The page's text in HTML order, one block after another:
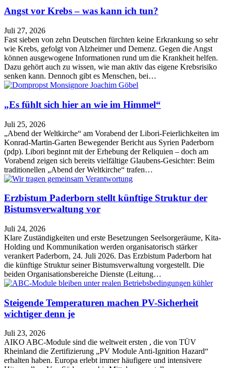
Angst vor Krebs – was kann ich tun?
Juli 27, 2026
Fast sieben von zehn Deutschen fürchten keine Erkrankung so sehr
wie Krebs, gefolgt von Alzheimer und Demenz. Gegen die Angst
können ausgewogene Informationen rund um die Krankheit helfen.
Dazu gehört auch zu wissen, wie man aktiv das eigene Krebsrisiko
senken kann. Dennoch gibt es Menschen, bei…
„Es fühlt sich hier an wie im Himmel“
Juli 25, 2026
„Abend der Weltkirche“ am Vorabend der Libori-Feierlichkeiten im
Konrad-Martin-Garten Bewegender Bericht aus Syrien Paderborn
(pdp). Libori beginnt mit der Erhebung der Reliquien – doch am
Vorabend zeigen sich bereits vielfältige Glaubens-Gesichter: Beim
traditionellen „Abend der Weltkirche“ trafen…
Erzbistum Paderborn stellt künftige Struktur der
Bistumsverwaltung vor
Juli 24, 2026
Klare Zuständigkeiten und erste Besetzungen Seelsorgeräume, Kita-
Holding und Kommunikation werden organisatorisch stärker
verankert Paderborn, 24. Juli 2026. Das Erzbistum Paderborn hat
die künftige Struktur seiner Bistumsverwaltung vorgestellt. Die
beiden Organisationsbereiche Dienste (Leitung…
Steigende Temperaturen machen PV-Sicherheit
wichtiger denn je
Juli 23, 2026
AIKO ABC-Module sind die weltweit ersten , die von TÜV
Rheinland die Zertifizierung „PV Module Anti-Ignition Hazard“
erhalten haben. Europa erlebt immer häufigere und intensivere